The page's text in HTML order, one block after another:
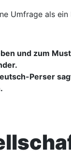
Umfrage als
und zum
Perser